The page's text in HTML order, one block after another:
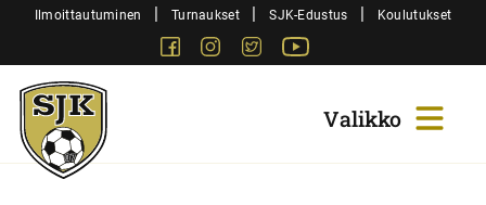
SiirryIlmoittautuminen | Turnaukset | SJK-Edustus | Koulutukset
FacebookInstagram
Twitter
Sjk-
Juniorit